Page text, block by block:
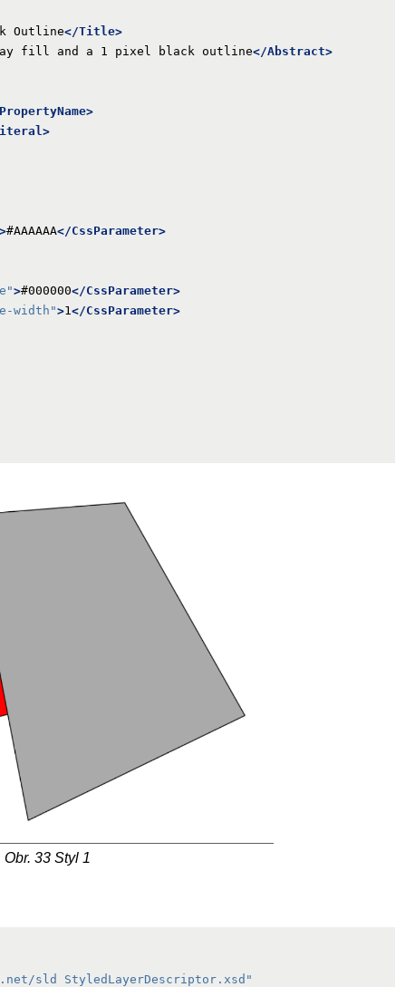
Outline</Title>
fill and a 1 pixel black outline</Abstract>
>#AAAAAA</CssParameter>
>#000000</CssParameter>
width">1</CssParameter>
Obr. 33 Styl 1
sld StyledLayerDescriptor.xsd"